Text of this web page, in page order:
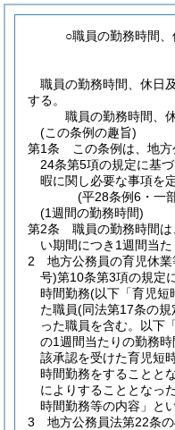
○職員の勤務時間
職員の勤務時間、休日
する。
職員の勤務時間、
(この条例の趣旨)
第1条
この条例は、地
24条第5項の規定に基
暇に関し必要な事項を
(平28条例6・一
(1週間の勤務時間)
第2条
職員の勤務時間
い期間につき1週間当た
2
地方公務員の育児休
号)第10条第3項の規定
時間勤務(以下「育児短
た職員(同法第17条の規
った職員を含む。以下
の1週間当たりの勤務時
該承認を受けた育児短
時間勤務をすることと
によりすることとなっ
時間勤務等の内容」と
3
地方公務員法第22条